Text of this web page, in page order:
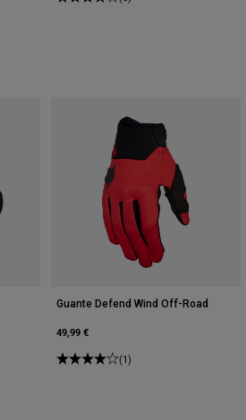
Guante Defend Wind Off-Road
49,99 €
(1)